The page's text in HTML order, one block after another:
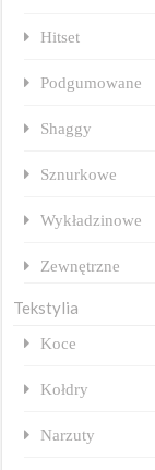
Hitset
Podgumowane
Shaggy
Sznurkowe
Wykładzinowe
Zewnętrzne
Tekstylia
Koce
Kołdry
Narzuty